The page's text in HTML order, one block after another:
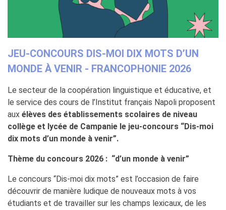
RECHERCHER
JEU-CONCOURS DIS-MOI DIX MOTS D’UN
MONDE À VENIR - FRANCOPHONIE 2026
Le secteur de la coopération linguistique et éducative, et
le service des cours de l’Institut français Napoli proposent
aux élèves des établissements scolaires de niveau
collège et lycée de Campanie le jeu-concours “Dis-moi
dix mots d’un monde à venir”.
Thème du concours 2026 : “d’un monde à venir”
Le concours “Dis-moi dix mots” est l’occasion de faire
découvrir de manière ludique de nouveaux mots à vos
étudiants et de travailler sur les champs lexicaux, de les